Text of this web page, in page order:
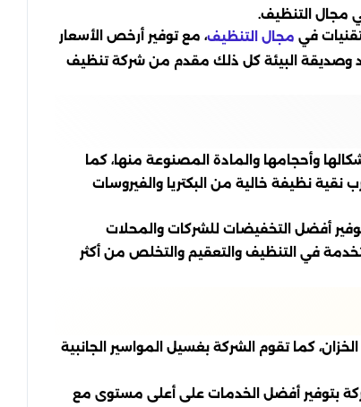
مجال التنظيف.
في مجال التنظيف، مع توفير أرخص الأسعار
وصديقة البيئة كل ذلك مقدم من شركة تنظيف
وأحجامها والمادة المصنوعة منها، كما
نقية نظيفة خالية من البكتريا والفيروسات
أفضل التخفيضات للشركات والمحلات
في التنظيف والتعقيم والتخلص من أكثر
كما تقوم الشركة بغسيل المواسير الجانبية
بتوفير أفضل الخدمات على أعلى مستوى مع